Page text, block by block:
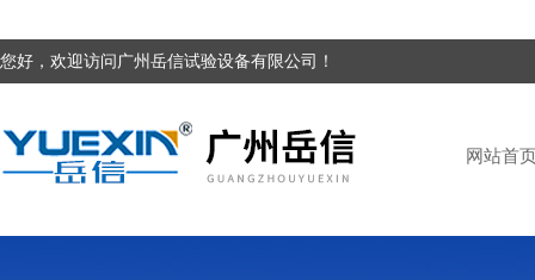
您好，欢迎访问广州岳信试验设备有限公司！
网站首